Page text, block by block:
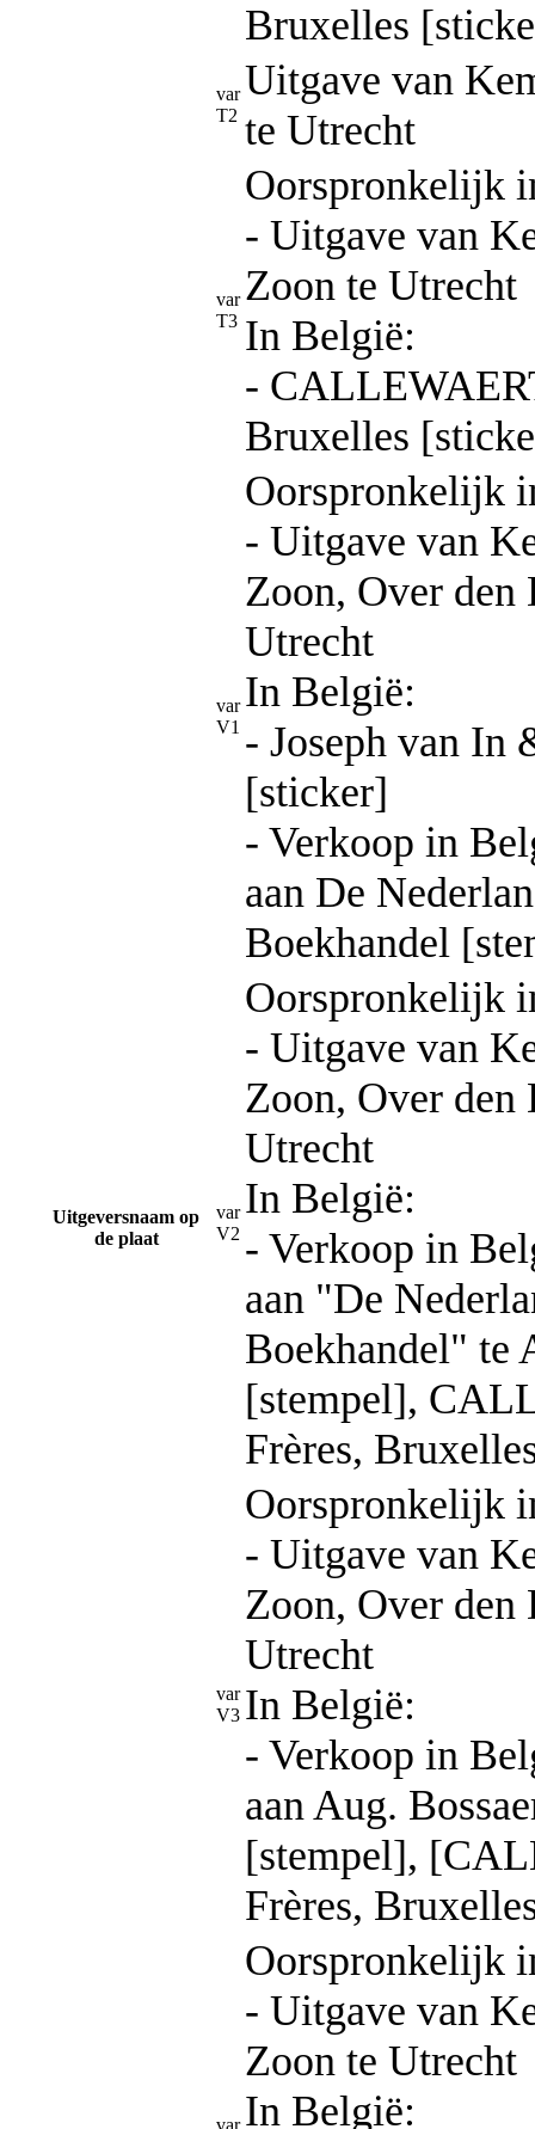
Uitgeversnaam op
de plaat
Bruxelles
var
T2
Uitgave van
te Utrecht
var
T3
Oorspronkelijk
- Uitgave van
Zoon te Utrecht
In België:
-
Bruxelles
var
V1
Oorspronkelijk
- Uitgave van
Zoon, Over den
Utrecht
In België:
- Joseph van In
[sticker]
- Verkoop in
aan De
Boekhandel
var
V2
Oorspronkelijk
- Uitgave van
Zoon, Over den
Utrecht
In België:
- Verkoop in
aan "De
Boekhandel" te
[stempel],
Frères,
var
V3
Oorspronkelijk
- Uitgave van
Zoon, Over den
Utrecht
In België:
- Verkoop in
aan Aug.
[stempel],
Frères,
var
Oorspronkelijk
- Uitgave van
Zoon te Utrecht
In België: